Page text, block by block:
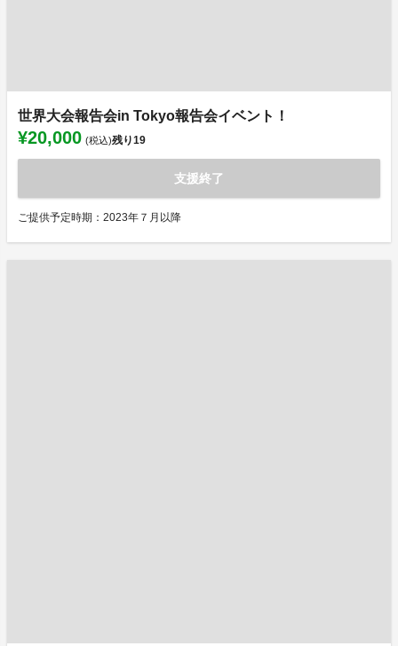
世界大会報告会in Tokyo報告会イベント！
¥20,000 (税込)残り19
支援終了
ご提供予定時期：2023年７月以降